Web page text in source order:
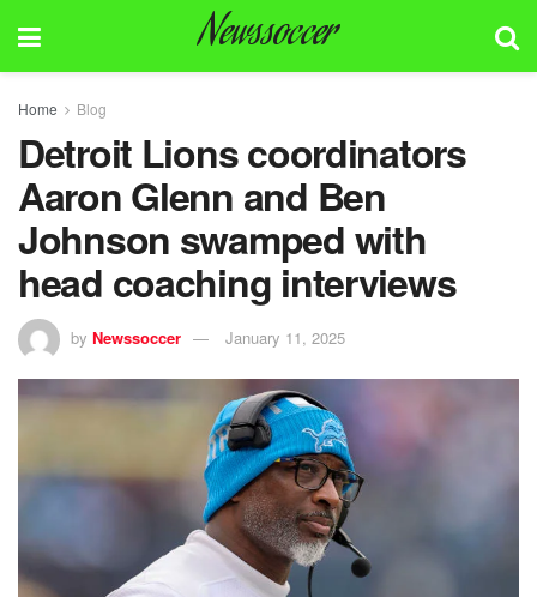
Newssoccer
Home Blog
Detroit Lions coordinators
Aaron Glenn and Ben
Johnson swamped with
head coaching interviews
by Newssoccer January 11, 2025